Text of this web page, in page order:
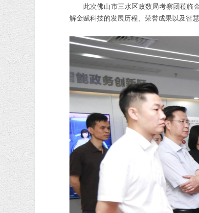
此次佛山市三水区政数局考察团莅临
解金赋科技的发展历程、荣誉成果以及智